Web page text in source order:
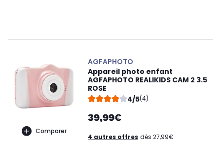
Comparer
AGFAPHOTO
Appareil photo enfant
AGFAPHOTO REALIKIDS CAM 2 3.5
ROSE
4/5(4)
39,99€
4 autres offres dès 27,99€